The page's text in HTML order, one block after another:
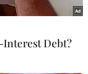
thống thoát nước
đô thị tập
hộ thoát nước
nối; cống thoát
nối cố định
Debt?